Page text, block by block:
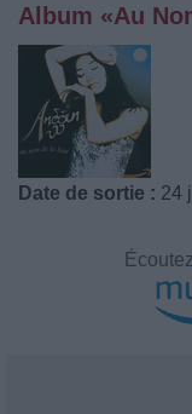
Album «Au
Date de sortie : 24
Écoutez